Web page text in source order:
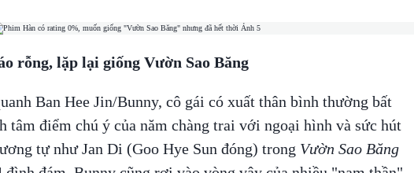
rỗng, lặp lại giống Vườn Sao Băng
Ban Hee Jin/Bunny, cô gái có xuất thân bình thường bất
tâm điểm chú ý của năm chàng trai với ngoại hình và sức hút
tự như Jan Di (Goo Hye Sun đóng) trong Vườn Sao Băng